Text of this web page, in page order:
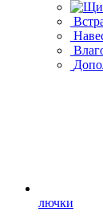
лючки